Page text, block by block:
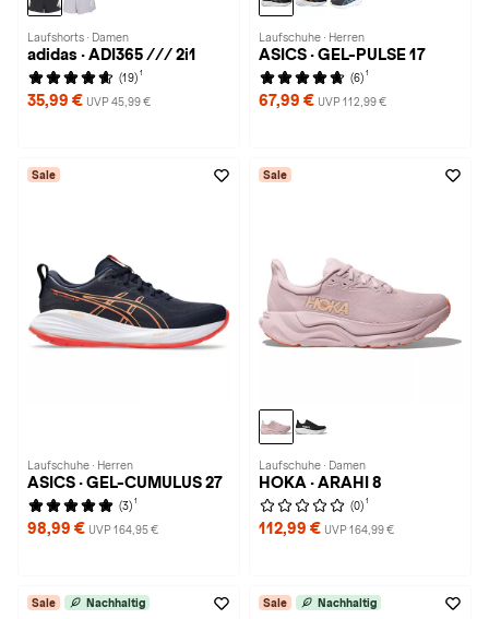
Laufshorts · Damen
adidas · ADI365 /// 2i1
(19) 1
35,99 € UVP 45,99 €
Laufschuhe · Herren
ASICS · GEL-PULSE 17
(6) 1
67,99 € UVP 112,99 €
Sale
Laufschuhe · Herren
ASICS · GEL-CUMULUS 27
(3) 1
98,99 € UVP 164,95 €
Sale
Laufschuhe · Damen
HOKA · ARAHI 8
(0) 1
112,99 € UVP 164,99 €
Sale Nachhaltig Sale Nachhaltig